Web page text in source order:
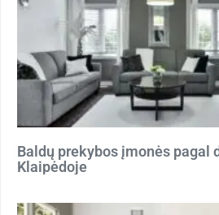
Baldų prekybos įmonės pagal
Klaipėdoje